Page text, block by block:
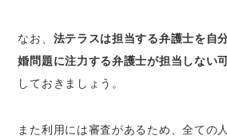
なお、 法テラスは担当する弁護士を自
婚問題に注力する弁護士が担当しない
しておきましょう。
また利用には審査があるため、全ての